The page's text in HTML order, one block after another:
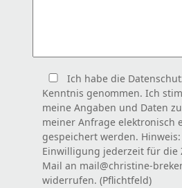
Ich habe die
Kenntnis genommen. Ich
meine Angaben und Daten
meiner Anfrage elektronisch
gespeichert werden.
Einwilligung jederzeit für die
Mail an mail@christine-
widerrufen. (Pflichtfeld)